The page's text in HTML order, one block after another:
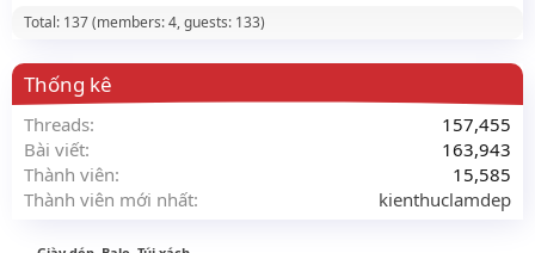
Total: 137 (members: 4, guests: 133)
Thống kê
Threads
157,455
Bài viết
163,943
Thành viên
15,585
Thành viên mới nhất
kienthuclamdep